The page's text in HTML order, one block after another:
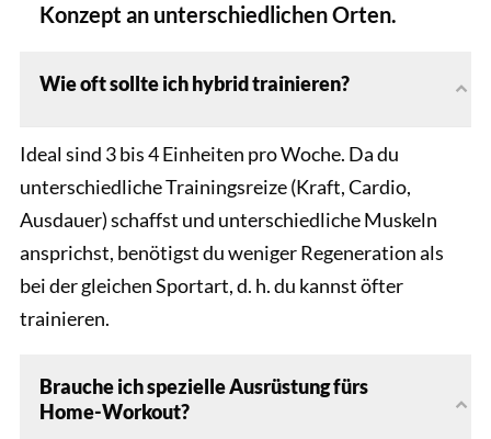
Konzept an unterschiedlichen Orten.
Wie oft sollte ich hybrid trainieren?
Ideal sind 3 bis 4 Einheiten pro Woche. Da du
unterschiedliche Trainingsreize (Kraft, Cardio,
Ausdauer) schaffst und unterschiedliche Muskeln
ansprichst, benötigst du weniger Regeneration als
bei der gleichen Sportart, d. h. du kannst öfter
trainieren.
Brauche ich spezielle Ausrüstung fürs
Home-Workout?